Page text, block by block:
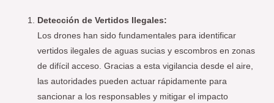
Detección de Vertidos Ilegales:
Los drones han sido fundamentales para identificar
vertidos ilegales de aguas sucias y escombros en zonas
de difícil acceso. Gracias a esta vigilancia desde el aire,
las autoridades pueden actuar rápidamente para
sancionar a los responsables y mitigar el impacto